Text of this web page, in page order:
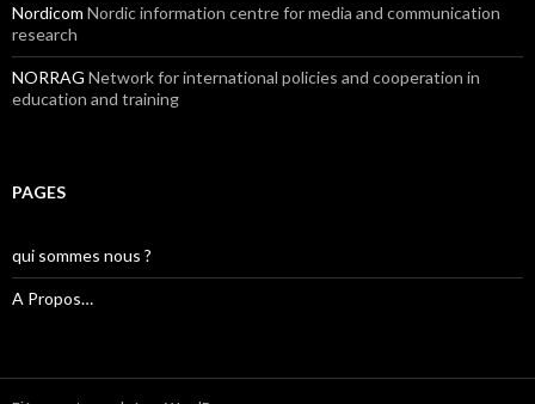
Nordicom Nordic information centre for media and communication
research
NORRAG Network for international policies and cooperation in
education and training
PAGES
qui sommes nous ?
A Propos…